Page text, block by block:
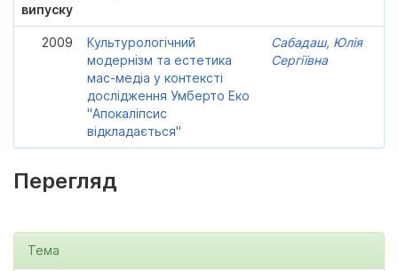
випуску
2009
Культурологічний
модернізм та естетика
мас-медіа у контексті
дослідження Умберто Еко
"Апокаліпсис
відкладається"
Сабадаш, Юлія
Сергіївна
Перегляд
Тема